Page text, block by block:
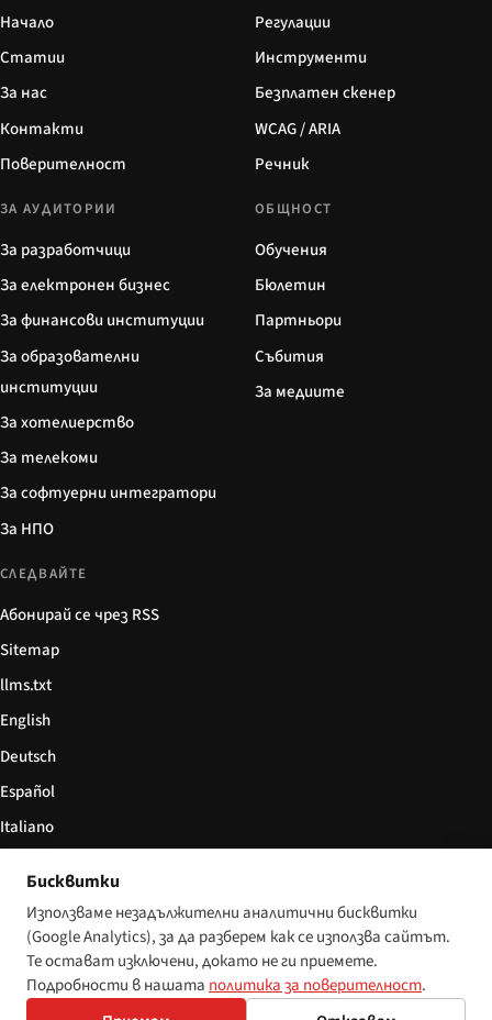
Начало
Статии
За нас
Контакти
Поверителност
Регулации
Инструменти
Безплатен скенер
WCAG / ARIA
Речник
ЗА АУДИТОРИИ
За разработчици
За електронен бизнес
За финансови институции
За образователни
институции
За хотелиерство
За телекоми
За софтуерни интегратори
За НПО
ОБЩНОСТ
Обучения
Бюлетин
Партньори
Събития
За медиите
СЛЕДВАЙТЕ
Абонирай се чрез RSS
Sitemap
llms.txt
English
Deutsch
Español
Italiano
© 2026 Disability World. Всички права запазени. Настройки за бисквитки
Бисквитки
Използваме незадължителни аналитични бисквитки
(Google Analytics), за да разберем как се използва сайтът.
Те остават изключени, докато не ги приемете.
Подробности в нашата политика за поверителност.